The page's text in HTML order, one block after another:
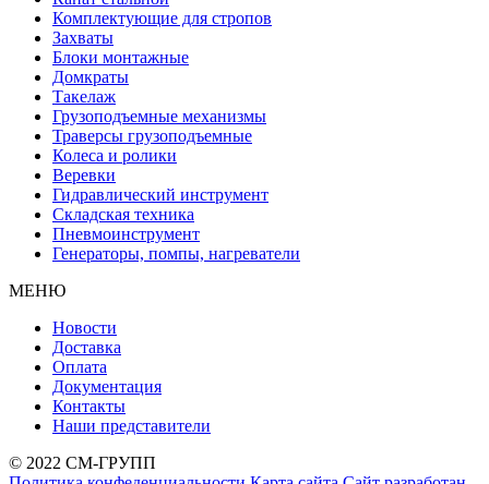
Комплектующие для стропов
Захваты
Блоки монтажные
Домкраты
Такелаж
Грузоподъемные механизмы
Траверсы грузоподъемные
Колеса и ролики
Веревки
Гидравлический инструмент
Складская техника
Пневмоинструмент
Генераторы, помпы, нагреватели
МЕНЮ
Новости
Доставка
Оплата
Документация
Контакты
Наши представители
© 2022 СМ-ГРУПП